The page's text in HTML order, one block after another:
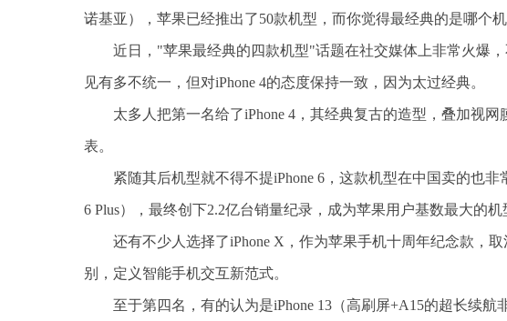
诺基亚），苹果已经推出了50款机型，而你觉得最经典的是哪个机
近日，"苹果最经典的四款机型"话题在社交媒体上非常火爆
见有多不统一，但对iPhone 4的态度保持一致，因为太过经典。
太多人把第一名给了iPhone 4，其经典复古的造型，叠加视
表。
紧随其后机型就不得不提iPhone 6，这款机型在中国卖的也
6 Plus），最终创下2.2亿台销量纪录，成为苹果用户基数最大的机
还有不少人选择了iPhone X，作为苹果手机十周年纪念款，
别，定义智能手机交互新范式。
至于第四名，有的认为是iPhone 13（高刷屏+A15的超长续航